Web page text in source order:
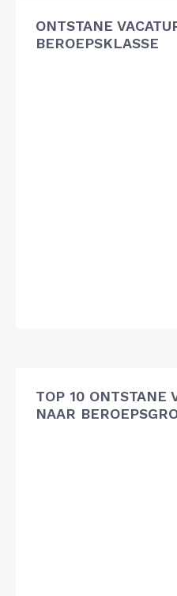
ONTSTANE
BEROEPSKLASSE
TOP 10 ONTSTANE
NAAR